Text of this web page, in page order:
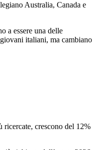
Australia, Canada e
a essere una delle
italiani, ma cambiano
ricercate, crescono del 12%